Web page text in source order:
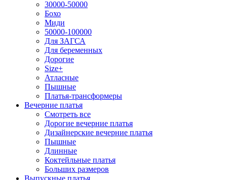
30000-50000
Бохо
Миди
50000-100000
Для ЗАГСА
Для беременных
Дорогие
Size+
Атласные
Пышные
Платья-трансформеры
Вечерние платья
Смотреть все
Дорогие вечерние платья
Дизайнерские вечерние платья
Пышные
Длинные
Коктейльные платья
Больших размеров
Выпускные платья